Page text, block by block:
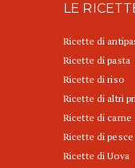
LE
Ricette di
Ricette di pasta
Ricette di riso
Ricette di altri
Ricette di carne
Ricette di pesce
Ricette di Uova